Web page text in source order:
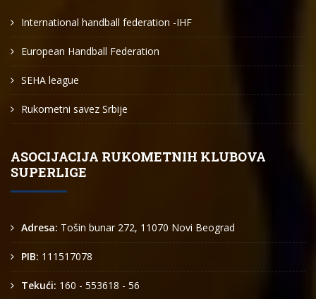
International handball federation -IHF
European Handball Federation
SEHA league
Rukometni savez Srbije
ASOCIJACIJA RUKOMETNIH KLUBOVA
SUPERLIGE
Adresa: Tošin bunar 272, 11070 Novi Beograd
PIB: 111517078
Tekući: 160 - 553618 - 56